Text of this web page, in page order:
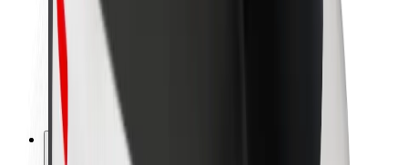
Conducere
Brand
Fondul Urban
Siguranță